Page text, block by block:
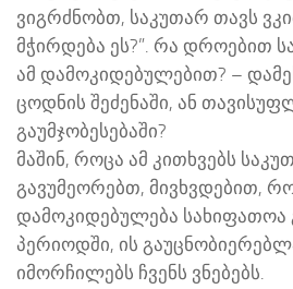
ვიგრძნობთ, საკუთარ თავს
მჭირდება ეს?”. რა დროებით
ამ დამოკიდებულებით? –
ცოდნის შეძენაში, ან
გაუმჯობესებაში?
მაშინ, როცა ამ კითხვებს
გავუმეორებთ, მივხვდებით,
დამოკიდებულება
პერიოდში, ის
იმორჩილებს ჩვენს ვნებებს.